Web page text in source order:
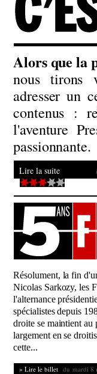
Alors que la
nous tirons
adresser un
contenus :
l'aventure
passionnante.
Lire la suite
Résolument, la fin
Nicolas Sarkozy, les
l'alternance
spécialistes depuis
droite se maintient au
largement en se
cette...
» Lire le billet du mardi 8